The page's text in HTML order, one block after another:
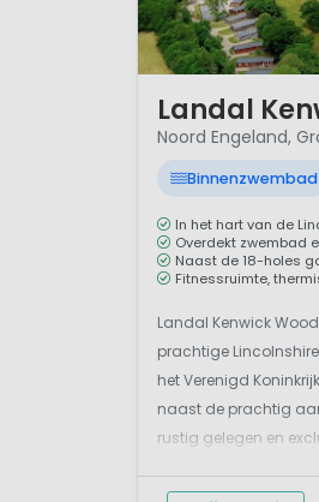
Landal
Noord Engeland,
Binnenzwembad
In het hart van de
Overdekt zwembad
Naast de 18-holes
Fitnessruimte,
Landal Kenwick
prachtige
het Verenigd
naast de prachtig
rustig gelegen en
Landal Kenwick